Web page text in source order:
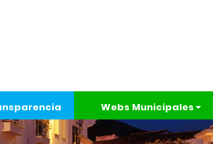
Webs Municipales